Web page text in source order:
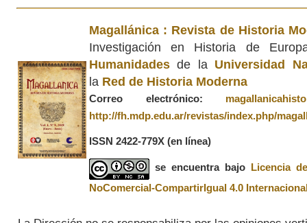
Magallánica : Revista de Historia
Investigación en Historia de
Humanidadesde la Universidad
la Red de Historia Moderna
Correo electrónico:
http://fh.mdp.edu.ar/revistas/index.php/
ISSN 2422-779X (en línea)
se encuentra bajo
Licencia
NoComercial-CompartirIgual 4.0